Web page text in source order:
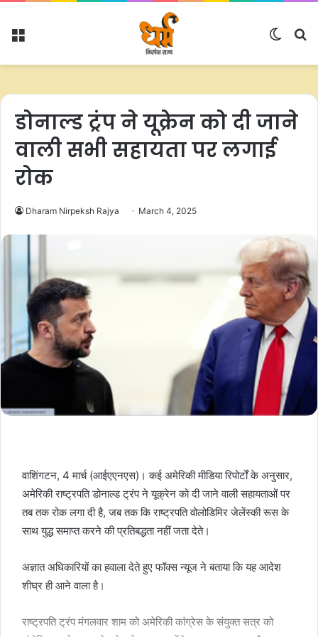
Menu
Switch
डोनाल्ड ट्रंप ने यूक्रेन को दी जाने
वाली सभी सहायता पर लगाई
रोक
Dharam Nirpeksh Rajya March 4, 2025
वाशिंगटन, 4 मार्च (आईएएनएस)। कई अमेरिकी मीडिया रिपोर्टों के अनुसार,
अमेरिकी राष्ट्रपति डोनाल्ड ट्रंप ने यूक्रेन को दी जाने वाली सहायताओं पर
तब तक रोक लगा दी है, जब तक कि राष्ट्रपति वोलोडिमिर जेलेंस्की रूस के
साथ युद्ध समाप्त करने की प्रतिबद्धता नहीं जता देते।
अज्ञात अधिकारियों का हवाला देते हुए फॉक्स न्यूज ने बताया कि यह आदेश
शीघ्र ही आने वाला है।
राष्ट्रपति ट्रंप मंगलवार शाम को अमेरिकी कांग्रेस के संयुक्त सत्र को